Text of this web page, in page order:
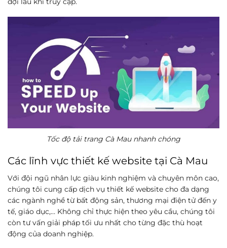
Tốc độ tải trang Cà Mau nhanh chóng
Các lĩnh vực thiết kế website tại Cà Mau
Với đội ngũ nhân lực giàu kinh nghiệm và chuyên môn cao,
chúng tôi cung cấp dịch vụ thiết kế website cho đa dạng
các ngành nghề từ bất động sản, thương mại điện tử đến y
tế, giáo dục,… Không chỉ thực hiện theo yêu cầu, chúng tôi
còn tư vấn giải pháp tối ưu nhất cho từng đặc thù hoạt
động của doanh nghiệp.